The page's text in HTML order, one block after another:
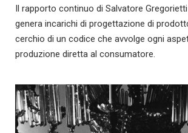
Il rapporto continuo di Salvatore
genera incarichi di progettazione di
cerchio di un codice che avvolge ogni
produzione diretta al consumatore.